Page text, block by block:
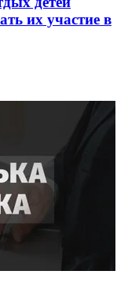
их участие в